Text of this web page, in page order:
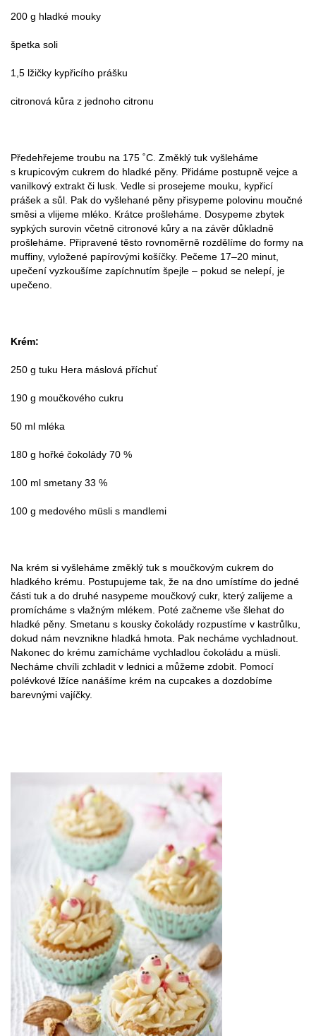
200 g hladké mouky
špetka soli
1,5 lžičky kypřicího prášku
citronová kůra z jednoho citronu
Předehřejeme troubu na 175 ˚C. Změklý tuk vyšleháme
s krupicovým cukrem do hladké pěny. Přidáme postupně vejce a
vanilkový extrakt či lusk. Vedle si prosejeme mouku, kypřicí
prášek a sůl. Pak do vyšlehané pěny přisypeme polovinu moučné
směsi a vlijeme mléko. Krátce prošleháme. Dosypeme zbytek
sypkých surovin včetně citronové kůry a na závěr důkladně
prošleháme. Připravené těsto rovnoměrně rozdělíme do formy na
muffiny, vyložené papírovými košíčky. Pečeme 17–20 minut,
upečení vyzkoušíme zapíchnutím špejle – pokud se nelepí, je
upečeno.
Krém:
250 g tuku Hera máslová příchuť
190 g moučkového cukru
50 ml mléka
180 g hořké čokolády 70 %
100 ml smetany 33 %
100 g medového müsli s mandlemi
Na krém si vyšleháme změklý tuk s moučkovým cukrem do
hladkého krému. Postupujeme tak, že na dno umístíme do jedné
části tuk a do druhé nasypeme moučkový cukr, který zalijeme a
promícháme s vlažným mlékem. Poté začneme vše šlehat do
hladké pěny. Smetanu s kousky čokolády rozpustíme v kastrůlku,
dokud nám nevznikne hladká hmota. Pak necháme vychladnout.
Nakonec do krému zamícháme vychladlou čokoládu a müsli.
Necháme chvíli zchladit v lednici a můžeme zdobit. Pomocí
polévkové lžíce nanášíme krém na cupcakes a dozdobíme
barevnými vajíčky.